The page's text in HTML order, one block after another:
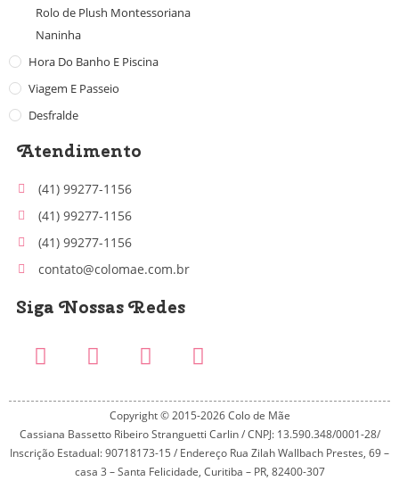
Rolo de Plush Montessoriana
Naninha
Hora Do Banho E Piscina
Viagem E Passeio
Desfralde
Atendimento
(41) 99277-1156
(41) 99277-1156
(41) 99277-1156
contato@colomae.com.br
Siga Nossas Redes
Copyright © 2015-2026 Colo de Mãe
Cassiana Bassetto Ribeiro Stranguetti Carlin / CNPJ: 13.590.348/0001-28/
Inscrição Estadual: 90718173-15 / Endereço Rua Zilah Wallbach Prestes, 69 –
casa 3 – Santa Felicidade, Curitiba – PR, 82400-307